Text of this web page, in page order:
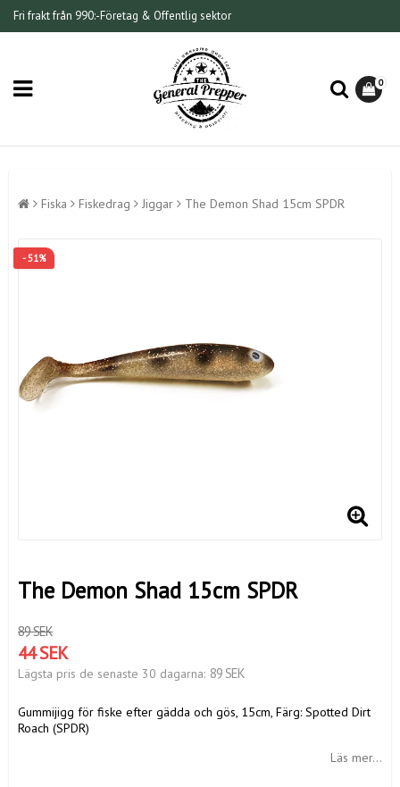
Fri frakt från 990:-Företag & Offentlig sektor
0
Fiska Fiskedrag Jiggar The Demon Shad 15cm SPDR
- 51%
The Demon Shad 15cm SPDR
89 SEK
44 SEK
Lägsta pris de senaste 30 dagarna 89 SEK
Gummijigg för fiske efter gädda och gös, 15cm, Färg: Spotted Dirt
Roach (SPDR)
Läs mer...